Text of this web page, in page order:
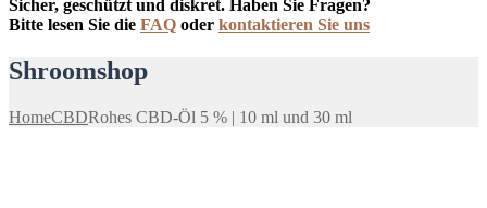
Sicher, geschützt und diskret. Haben Sie Fragen?
Bitte lesen Sie die FAQ oder kontaktieren Sie uns
Shroomshop
HomeCBDRohes CBD-Öl 5 % | 10 ml und 30 ml